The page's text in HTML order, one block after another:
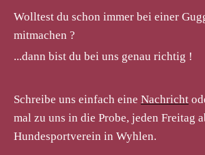
Wolltest du schon immer bei einer
mitmachen ?
...dann bist du bei uns genau richtig !
Schreibe uns einfach eine Nachricht
mal zu uns in die Probe, jeden Freitag
Hundesportverein in Wyhlen.